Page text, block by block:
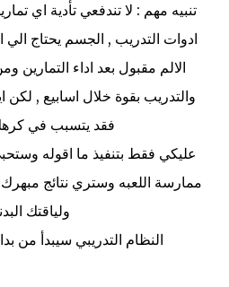
تنبيه مهم : لا تندفعي تأدية اي
ادوات التدريب , الجسم يحتاج الي
الالم مقبول بعد اداء التمارين
والتدريب بقوة خلال اسابيع , لكن
فقد يتسبب في
عليكي فقط بتنفيذ ما اقوله
ممارسة اللعبه وستري نتائج
ولياقتك
النظام التدريبي سيبدأ من